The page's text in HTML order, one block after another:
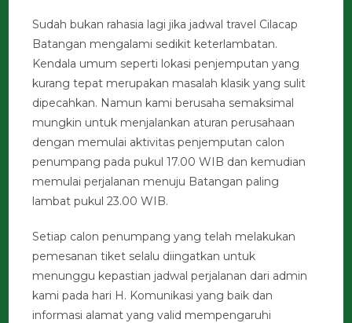
Sudah bukan rahasia lagi jika jadwal travel Cilacap
Batangan mengalami sedikit keterlambatan.
Kendala umum seperti lokasi penjemputan yang
kurang tepat merupakan masalah klasik yang sulit
dipecahkan. Namun kami berusaha semaksimal
mungkin untuk menjalankan aturan perusahaan
dengan memulai aktivitas penjemputan calon
penumpang pada pukul 17.00 WIB dan kemudian
memulai perjalanan menuju Batangan paling
lambat pukul 23.00 WIB.
Setiap calon penumpang yang telah melakukan
pemesanan tiket selalu diingatkan untuk
menunggu kepastian jadwal perjalanan dari admin
kami pada hari H. Komunikasi yang baik dan
informasi alamat yang valid mempengaruhi